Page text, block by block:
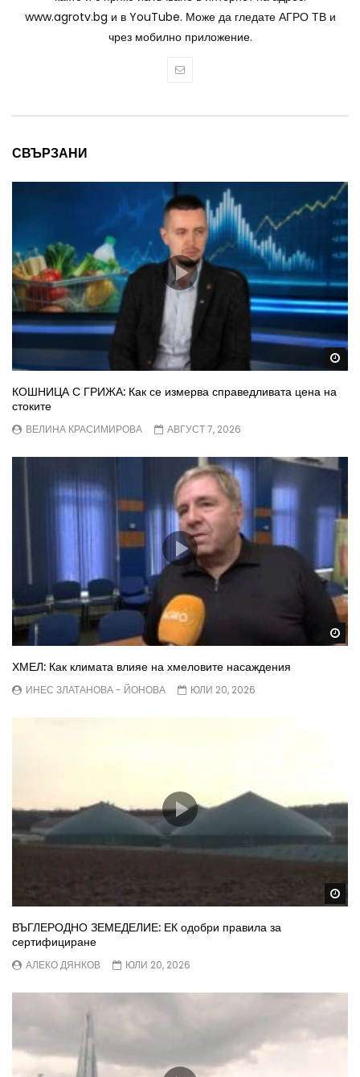
www.agrotv.bg и в YouTube. Може да гледате АГРО ТВ и
чрез мобилно приложение.
СВЪРЗАНИ
КОШНИЦА С ГРИЖА: Как се измерва справедливата цена на
стоките
ВЕЛИНА КРАСИМИРОВА АВГУСТ 7, 2026
ХМЕЛ: Как климата влияе на хмеловите насаждения
ИНЕС ЗЛАТАНОВА - ЙОНОВА ЮЛИ 20, 2026
ВЪГЛЕРОДНО ЗЕМЕДЕЛИЕ: ЕК одобри правила за
сертифициране
АЛЕКО ДЯНКОВ ЮЛИ 20, 2026